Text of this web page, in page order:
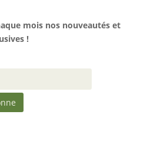
mois nos nouveautés et
!